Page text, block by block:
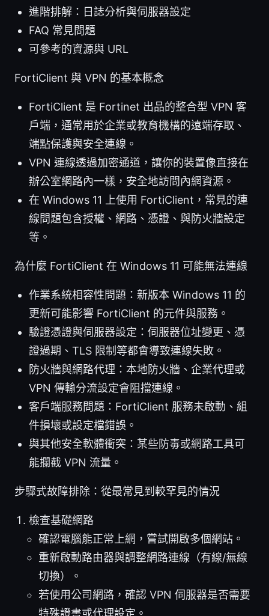
進階排解：日誌分析與伺服器設定
FAQ 常見問題
可參考的資源與 URL
FortiClient 與 VPN 的基本概念
FortiClient 是 Fortinet 出品的整合型 VPN 客
戶端，通常用於企業或教育機構的遠端存取、
端點保護與安全連線。
VPN 連線透過加密通道，讓你的裝置像直接在
辦公室網路內一樣，安全地訪問內網資源。
在 Windows 11 上使用 FortiClient，常見的連
線問題包含授權、網路、憑證、與防火牆設定
等。
為什麼 FortiClient 在 Windows 11 可能無法連線
作業系統相容性問題：新版本 Windows 11 的
更新可能影響 FortiClient 的元件與服務。
驗證憑證與伺服器設定：伺服器位址變更、憑
證過期、TLS 限制等都會導致連線失敗。
防火牆與網路代理：本地防火牆、企業代理或
VPN 傳輸分流設定會阻擋連線。
客戶端服務問題：FortiClient 服務未啟動、組
件損壞或設定檔錯誤。
與其他安全軟體衝突：某些防毒或網路工具可
能攔截 VPN 流量。
步驟式故障排除：從最常見到較罕見的情況
檢查基礎網路
確認電腦能正常上網，嘗試開啟多個網站。
重新啟動路由器與調整網路連線（有線/無線
切換）。
若使用公司網路，確認 VPN 伺服器是否需要
特殊證書或代理設定。